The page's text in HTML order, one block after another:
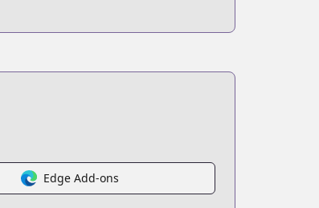
Edge Add-ons